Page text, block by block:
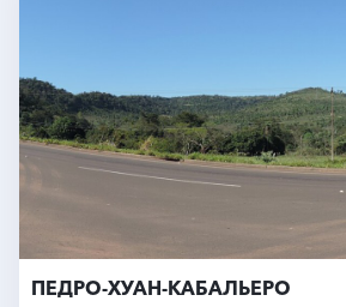
ПЕДРО-ХУАН-КАБАЛЬЕРО